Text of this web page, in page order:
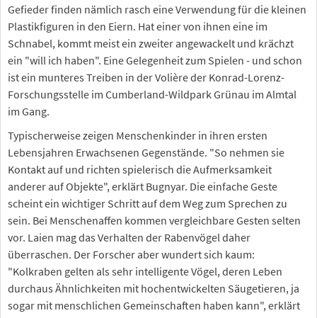
Gefieder finden nämlich rasch eine Verwendung für die kleinen
Plastikfiguren in den Eiern. Hat einer von ihnen eine im
Schnabel, kommt meist ein zweiter angewackelt und krächzt
ein "will ich haben". Eine Gelegenheit zum Spielen - und schon
ist ein munteres Treiben in der Volière der Konrad-Lorenz-
Forschungsstelle im Cumberland-Wildpark Grünau im Almtal
im Gang.
Typischerweise zeigen Menschenkinder in ihren ersten
Lebensjahren Erwachsenen Gegenstände. "So nehmen sie
Kontakt auf und richten spielerisch die Aufmerksamkeit
anderer auf Objekte", erklärt Bugnyar. Die einfache Geste
scheint ein wichtiger Schritt auf dem Weg zum Sprechen zu
sein. Bei Menschenaffen kommen vergleichbare Gesten selten
vor. Laien mag das Verhalten der Rabenvögel daher
überraschen. Der Forscher aber wundert sich kaum:
"Kolkraben gelten als sehr intelligente Vögel, deren Leben
durchaus Ähnlichkeiten mit hochentwickelten Säugetieren, ja
sogar mit menschlichen Gemeinschaften haben kann", erklärt